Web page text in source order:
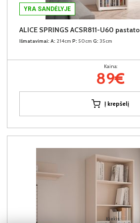
Kiekis:
YRA SANDĖLYJE
ALICE SPRINGS ACSR811-U60
Išmatavimai: A: 214cm P: 50cm G: 35cm
Kaina:
89€
Į krepšelį